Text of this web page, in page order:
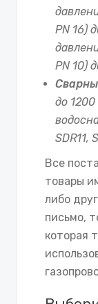
PN 16)
PN 10)
до
SDR11,
Все
товары
либо
письмо,
которая